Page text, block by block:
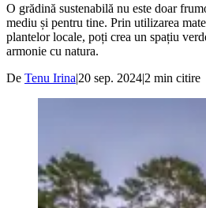
O grădină sustenabilă nu este doar
mediu și pentru tine. Prin utilizarea
plantelor locale, poți crea un spațiu
armonie cu natura.
De Tenu Irina|20 sep. 2024|2 min citire